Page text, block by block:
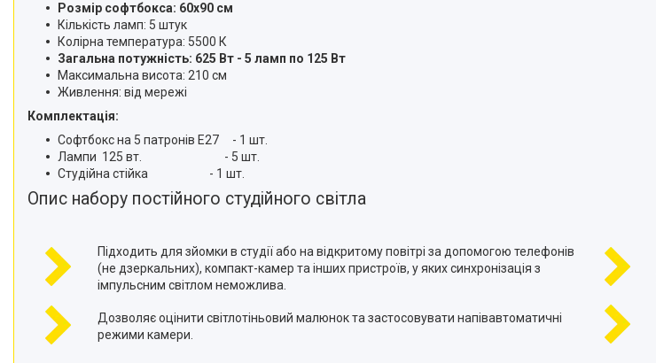
Сертифікати
Розмір софтбокса: 60x90 см
Кількість ламп: 5 штук
Колірна температура: 5500 К
Загальна потужність: 625 Вт - 5 ламп по 125 Вт
Максимальна висота: 210 см
Живлення: від мережі
Комплектація:
Софтбокс на 5 патронів E27 - 1 шт.
Лампи 125 вт. - 5 шт.
Студійна стійка - 1 шт.
Опис набору постійного студійного світла
Підходить для зйомки в студії або на відкритому повітрі за допомогою телефонів
(не дзеркальних), компакт-камер та інших пристроїв, у яких синхронізація з
імпульсним світлом неможлива.
Дозволяє оцінити світлотіньовий малюнок та застосовувати напівавтоматичні
режими камери.